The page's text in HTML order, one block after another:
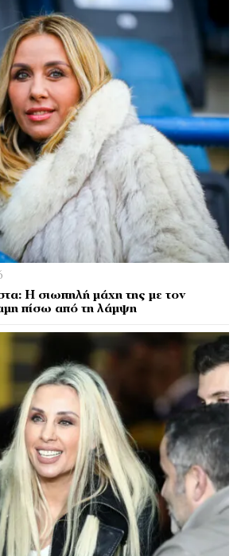
Η σιωπηλή μάχη της με τον
πίσω από τη λάμψη